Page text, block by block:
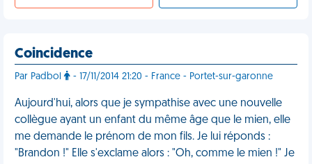
Coincidence
Par Padbol - 17/11/2014 21:20 - France - Portet-sur-garonne
Aujourd'hui, alors que je sympathise avec une nouvelle
collègue ayant un enfant du même âge que le mien, elle
me demande le prénom de mon fils. Je lui réponds :
"Brandon !" Elle s'exclame alors : "Oh, comme le mien !" Je